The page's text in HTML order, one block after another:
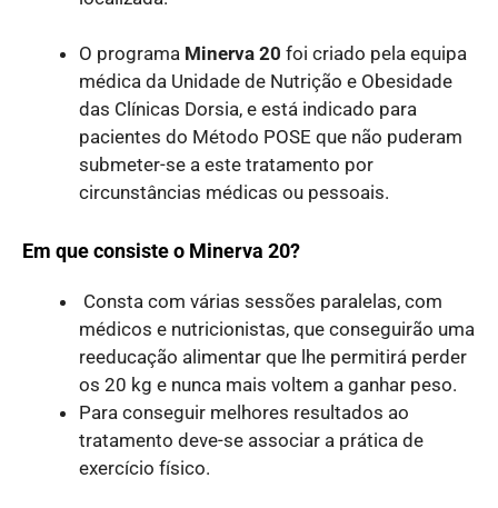
O programa Minerva 20 foi criado pela equipa
médica da Unidade de Nutrição e Obesidade
das Clínicas Dorsia, e está indicado para
pacientes do Método POSE que não puderam
submeter-se a este tratamento por
circunstâncias médicas ou pessoais.
Em que consiste o Minerva 20?
Consta com várias sessões paralelas, com
médicos e nutricionistas, que conseguirão uma
reeducação alimentar que lhe permitirá perder
os 20 kg e nunca mais voltem a ganhar peso.
Para conseguir melhores resultados ao
tratamento deve-se associar a prática de
exercício físico.